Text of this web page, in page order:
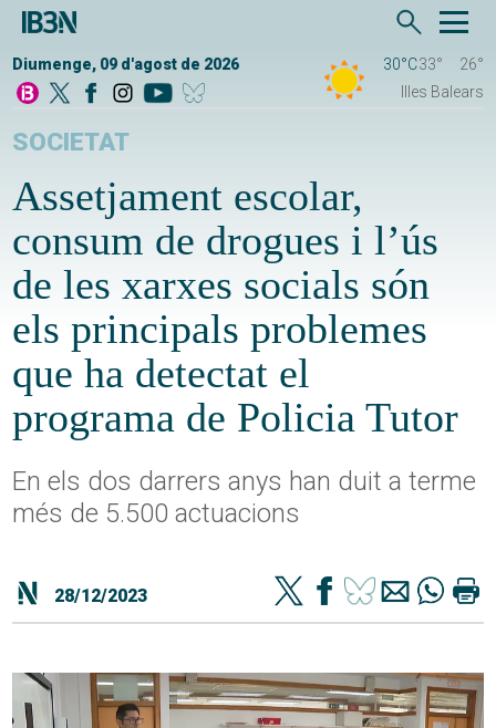
Diumenge, 09 d'agost de 2026 30°C33°
26°
Illes Balears
SOCIETAT
Assetjament escolar,
consum de drogues i l’ús
de les xarxes socials són
els principals problemes
que ha detectat el
programa de Policia Tutor
En els dos darrers anys han duit a terme
més de 5.500 actuacions
28/12/2023